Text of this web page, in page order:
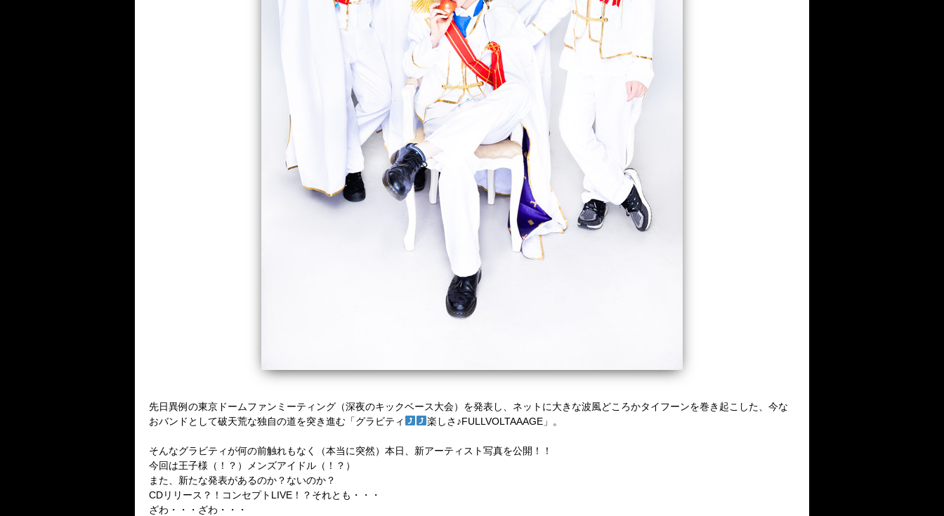
先日異例の東京ドームファンミーティング（深夜のキックベース大会）を発表し、ネットに大きな波風どころかタイフーンを巻き起こした、今な
おバンドとして破天荒な独自の道を突き進む「グラビティ
楽しさ♪FULLVOLTAAAGE」。
そんなグラビティが何の前触れもなく（本当に突然）本日、新アーティスト写真を公開！！
今回は王子様（！？）メンズアイドル（！？）
また、新たな発表があるのか？ないのか？
CDリリース？！コンセプトLIVE！？それとも・・・
ざわ・・・ざわ・・・